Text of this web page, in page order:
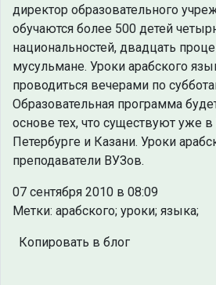
директор образовательного
обучаются более 500 детей
национальностей, двадцать
мусульмане. Уроки арабского
проводиться вечерами по
Образовательная программа
основе тех, что существуют уже
Петербурге и Казани. Уроки
преподаватели ВУЗов.
07 сентября 2010 в 08:09
Метки: арабского; уроки; языка;
Копировать в блог